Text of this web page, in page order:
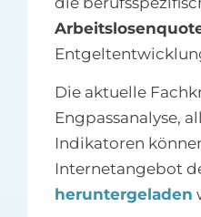
Die aktuelle
Engpassanalyse,
Indikatoren
Internetangebot
heruntergeladen